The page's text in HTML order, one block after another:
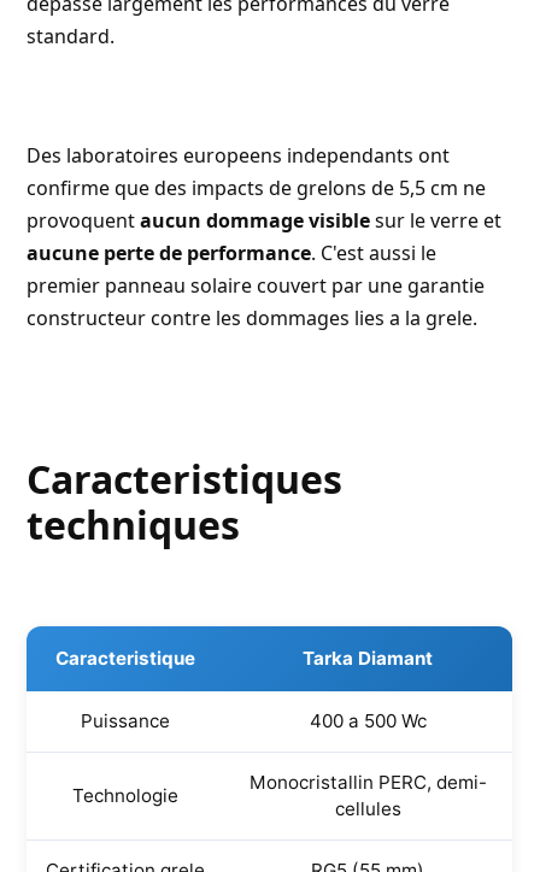
standard.
Des laboratoires europeens independants ont
confirme que des impacts de grelons de 5,5 cm ne
provoquentaucun dommage visiblesur le verre et
aucune perte de performance. C'est aussi le
premier panneau solaire couvert par une garantie
constructeur contre les dommages lies a la grele.
Caracteristiques
techniques
Caracteristique Tarka Diamant
Puissance 400 a 500 Wc
Technologie
Monocristallin PERC, demi-
cellules